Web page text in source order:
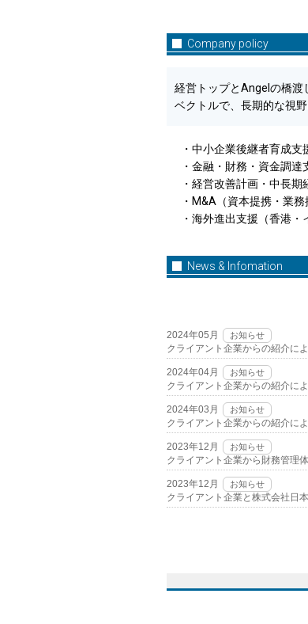
Company policy
経営トップとAngelの橋渡
ベクトルで、長期的な視
・中小企業後継者育成
・金融・財務・資金調
・経営改善計画・中長
・M&A（資本提携・業
・海外進出支援（香港
News & Infomation
2024年05月 お知らせ
クライアント企業からの紹介に
2024年04月 お知らせ
クライアント企業からの紹介に
2024年03月 お知らせ
クライアント企業からの紹介に
2023年12月 お知らせ
クライアント企業から財務管理
2023年12月 お知らせ
クライアント企業と株式会社日